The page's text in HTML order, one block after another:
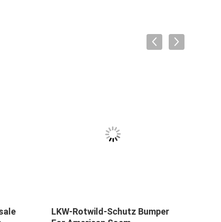
Geschweißter Rotwild-Schutz
Silberner